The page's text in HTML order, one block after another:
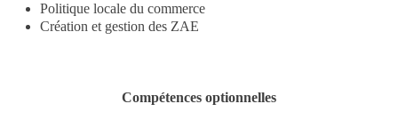
Politique locale du commerce
Création et gestion des ZAE
Compétences optionnelles